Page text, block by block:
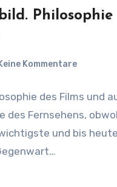
Philosophie
Keine Kommentare
des Films und
des Fernsehens,
und bis